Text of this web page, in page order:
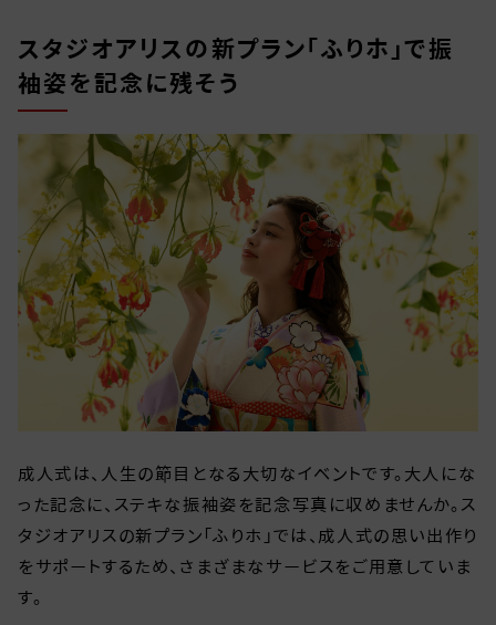
スタジオアリスの新プラン「ふりホ」で振
袖姿を記念に残そう
成人式は、人生の節目となる大切なイベントです。大人にな
った記念に、ステキな振袖姿を記念写真に収めませんか。ス
タジオアリスの新プラン「ふりホ」では、成人式の思い出作り
をサポートするため、さまざまなサービスをご用意していま
す。